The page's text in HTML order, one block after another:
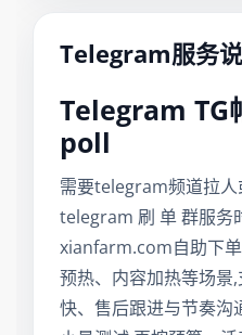
Telegram服务
Telegram TG
poll
需要telegram频道拉人
telegram 刷 单 群服务
xianfarm.com自助下
预热、内容加热等场景
快、售后跟进与节奏沟